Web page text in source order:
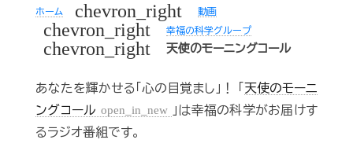
ホーム chevron_right 動画
chevron_right 幸福の科学グループ
chevron_right 天使のモーニングコール
あなたを輝かせる「心の目覚まし」！ 「 天使のモーニ
ングコール open_in_new 」は幸福の科学がお届けす
るラジオ番組です。